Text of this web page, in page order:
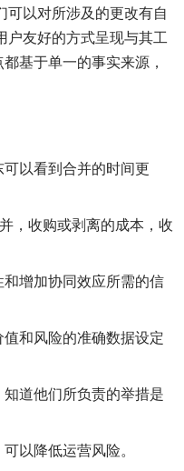
可以对所涉及的更改有自
友好的方式呈现与其工
基于单一的事实来源，
以看到合并的时间更
，收购或剥离的成本，收
增加协同效应所需的信
和风险的准确数据设定
道他们所负责的举措是
以降低运营风险。